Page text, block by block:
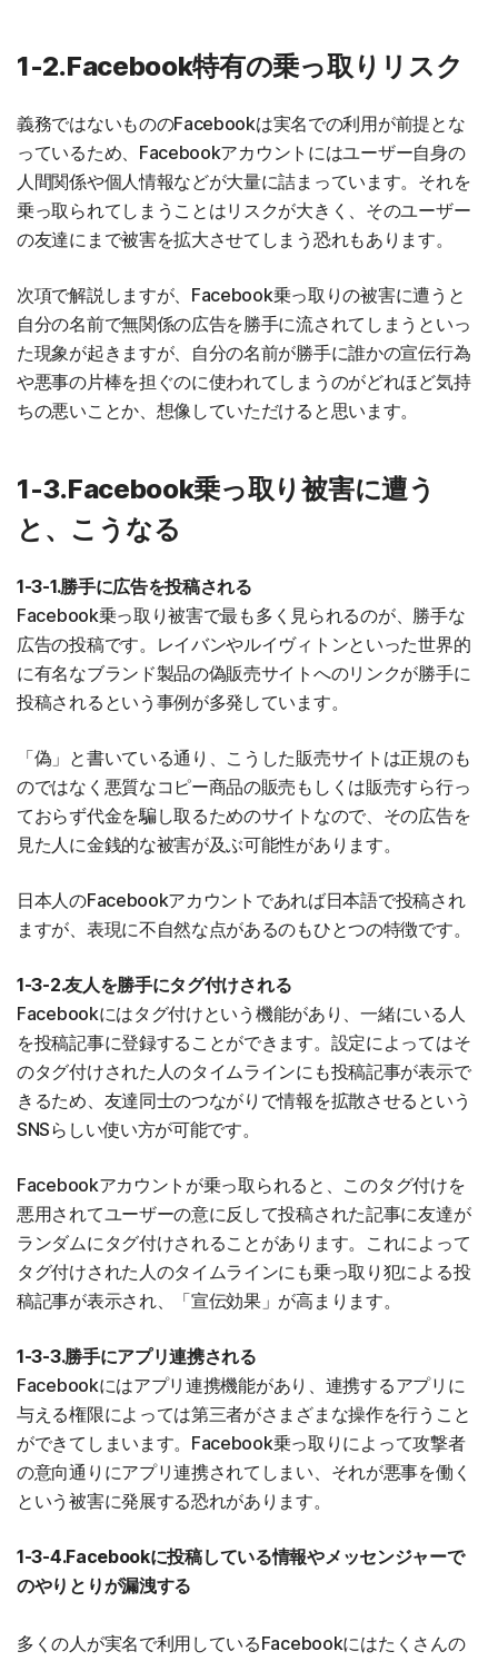
1-2.Facebook特有の乗っ取りリスク
義務ではないもののFacebookは実名での利用が前提とな
っているため、Facebookアカウントにはユーザー自身の
人間関係や個人情報などが大量に詰まっています。それを
乗っ取られてしまうことはリスクが大きく、そのユーザー
の友達にまで被害を拡大させてしまう恐れもあります。
次項で解説しますが、Facebook乗っ取りの被害に遭うと
自分の名前で無関係の広告を勝手に流されてしまうといっ
た現象が起きますが、自分の名前が勝手に誰かの宣伝行為
や悪事の片棒を担ぐのに使われてしまうのがどれほど気持
ちの悪いことか、想像していただけると思います。
1-3.Facebook乗っ取り被害に遭う
と、こうなる
1-3-1.勝手に広告を投稿される
Facebook乗っ取り被害で最も多く見られるのが、勝手な
広告の投稿です。レイバンやルイヴィトンといった世界的
に有名なブランド製品の偽販売サイトへのリンクが勝手に
投稿されるという事例が多発しています。
「偽」と書いている通り、こうした販売サイトは正規のも
のではなく悪質なコピー商品の販売もしくは販売すら行っ
ておらず代金を騙し取るためのサイトなので、その広告を
見た人に金銭的な被害が及ぶ可能性があります。
日本人のFacebookアカウントであれば日本語で投稿され
ますが、表現に不自然な点があるのもひとつの特徴です。
1-3-2.友人を勝手にタグ付けされる
Facebookにはタグ付けという機能があり、一緒にいる人
を投稿記事に登録することができます。設定によってはそ
のタグ付けされた人のタイムラインにも投稿記事が表示で
きるため、友達同士のつながりで情報を拡散させるという
SNSらしい使い方が可能です。
Facebookアカウントが乗っ取られると、このタグ付けを
悪用されてユーザーの意に反して投稿された記事に友達が
ランダムにタグ付けされることがあります。これによって
タグ付けされた人のタイムラインにも乗っ取り犯による投
稿記事が表示され、「宣伝効果」が高まります。
1-3-3.勝手にアプリ連携される
Facebookにはアプリ連携機能があり、連携するアプリに
与える権限によっては第三者がさまざまな操作を行うこと
ができてしまいます。Facebook乗っ取りによって攻撃者
の意向通りにアプリ連携されてしまい、それが悪事を働く
という被害に発展する恐れがあります。
1-3-4.Facebookに投稿している情報やメッセンジャーで
のやりとりが漏洩する
多くの人が実名で利用しているFacebookにはたくさんの